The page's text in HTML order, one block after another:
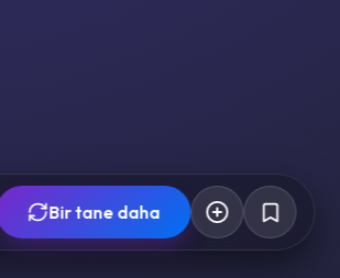
Bir tane daha